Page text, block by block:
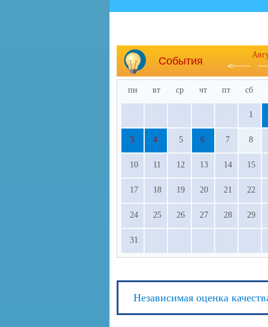
События
пн вт ср чт пт сб
1
3 4 5 6 7 8
10 11 12 13 14 15
17 18 19 20 21 22
24 25 26 27 28 29
31
Независимая оценка